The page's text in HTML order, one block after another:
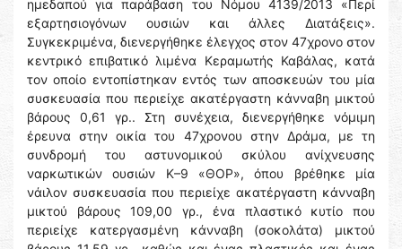
ημεδαπού για παράβαση του Νόμου 4139/2013 «Περί
εξαρτησιογόνων ουσιών και άλλες Διατάξεις».
Συγκεκριμένα, διενεργήθηκε έλεγχος στον 47χρονο στον
κεντρικό επιβατικό λιμένα Κεραμωτής Καβάλας, κατά
τον οποίο εντοπίστηκαν εντός των αποσκευών του μία
συσκευασία που περιείχε ακατέργαστη κάνναβη μικτού
βάρους 0,61 γρ.. Στη συνέχεια, διενεργήθηκε νόμιμη
έρευνα στην οικία του 47χρονου στην Δράμα, με τη
συνδρομή του αστυνομικού σκύλου ανίχνευσης
ναρκωτικών ουσιών Κ–9 «ΘΟΡ», όπου βρέθηκε μία
νάιλον συσκευασία που περιείχε ακατέργαστη κάνναβη
μικτού βάρους 109,00 γρ., ένα πλαστικό κυτίο που
περιείχε κατεργασμένη κάνναβη (σοκολάτα) μικτού